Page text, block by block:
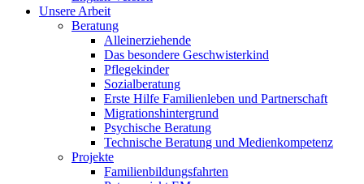
Unsere Arbeit
Beratung
Alleinerziehende
Das besondere Geschwisterkind
Pflegekinder
Sozialberatung
Erste Hilfe Familienleben und Partnerschaft
Migrationshintergrund
Psychische Beratung
Technische Beratung und Medienkompetenz
Projekte
Familienbildungsfahrten